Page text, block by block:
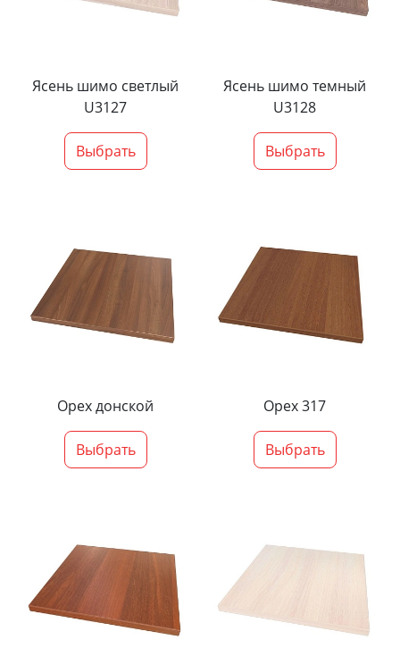
Ясень шимо светлый
U3127
Выбрать
Ясень шимо темный
U3128
Выбрать
Орех донской
Выбрать
Орех 317
Выбрать